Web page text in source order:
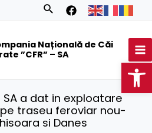
Search
Națională de Căi
”CFR” – SA
SA a dat in exploatare
traseu feroviar nou-
si Danes